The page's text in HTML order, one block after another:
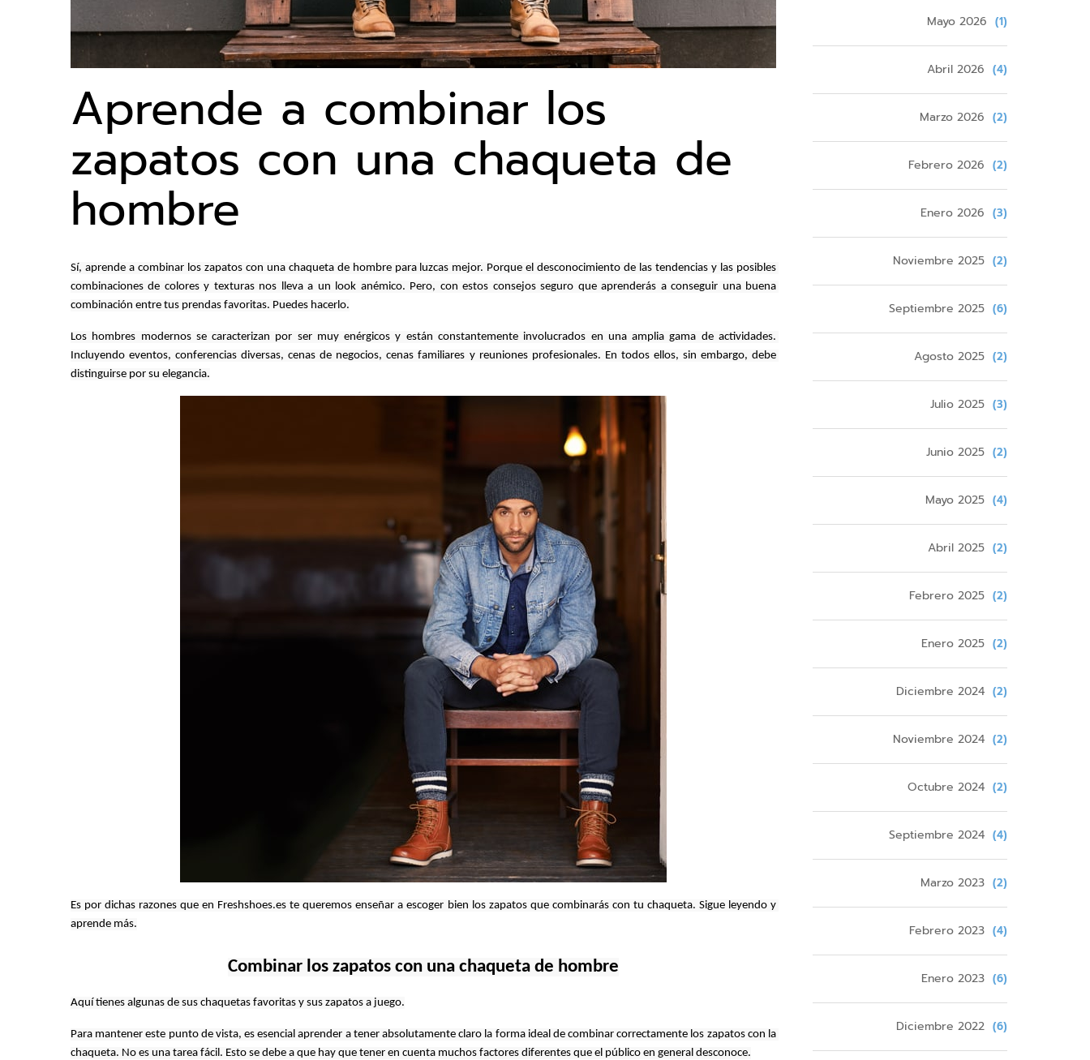
Aprende a combinar los
zapatos con una chaqueta de
hombre
Sí, aprende a combinar los zapatos con una chaqueta de hombre para luzcas mejor. Porque el desconocimiento de las tendencias y las posibles
combinaciones de colores y texturas nos lleva a un look anémico. Pero, con estos consejos seguro que aprenderás a conseguir una buena
combinación entre tus prendas favoritas. Puedes hacerlo.
Los hombres modernos se caracterizan por ser muy enérgicos y están constantemente involucrados en una amplia gama de actividades.
Incluyendo eventos, conferencias diversas, cenas de negocios, cenas familiares y reuniones profesionales. En todos ellos, sin embargo, debe
distinguirse por su elegancia.
Es por dichas razones que en Freshshoes.es te queremos enseñar a escoger bien los zapatos que combinarás con tu chaqueta. Sigue leyendo y
aprende más.
Combinar los zapatos con una chaqueta de hombre
Aquí tienes algunas de sus chaquetas favoritas y sus zapatos a juego.
Para mantener este punto de vista, es esencial aprender a tener absolutamente claro la forma ideal de combinar correctamente los zapatos con la
chaqueta. No es una tarea fácil. Esto se debe a que hay que tener en cuenta muchos factores diferentes que el público en general desconoce.
Mayo 2026 (1)
Abril 2026 (4)
Marzo 2026 (2)
Febrero 2026 (2)
Enero 2026 (3)
Noviembre 2025 (2)
Septiembre 2025 (6)
Agosto 2025 (2)
Julio 2025 (3)
Junio 2025 (2)
Mayo 2025 (4)
Abril 2025 (2)
Febrero 2025 (2)
Enero 2025 (2)
Diciembre 2024 (2)
Noviembre 2024 (2)
Octubre 2024 (2)
Septiembre 2024 (4)
Marzo 2023 (2)
Febrero 2023 (4)
Enero 2023 (6)
Diciembre 2022 (6)